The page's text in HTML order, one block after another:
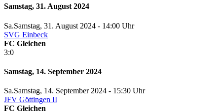
Samstag, 31. August 2024
Sa.Samstag, 31. August 2024 - 14:00 Uhr
SVG Einbeck
FC Gleichen
3:0
Samstag, 14. September 2024
Sa.Samstag, 14. September 2024 - 15:30 Uhr
JFV Göttingen II
FC Gleichen